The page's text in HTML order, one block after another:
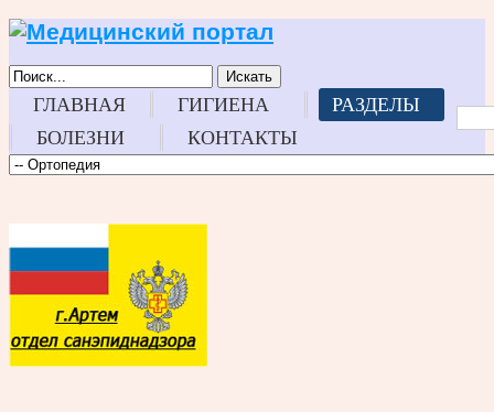
Искать
ГЛАВНАЯ ГИГИЕНА
РАЗДЕЛЫ
БОЛЕЗНИ
КОНТАКТЫ